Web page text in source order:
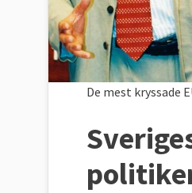
De mest kryssade